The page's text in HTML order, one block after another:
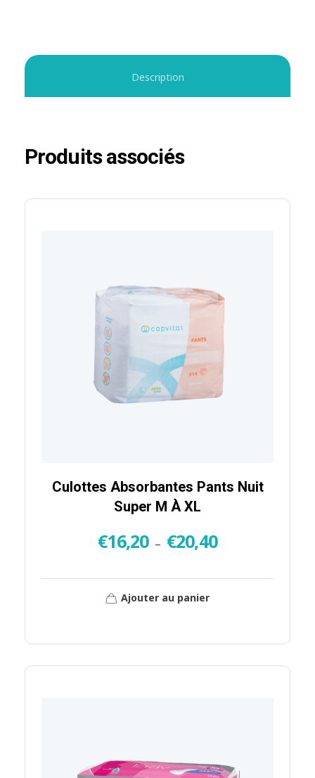
Description
Produits associés
Culottes Absorbantes Pants Nuit
Super M À XL
€16,20 – €20,40
Ajouter au panier